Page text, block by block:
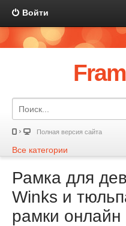
Войти
Полная версия сайта
Все категории
Рамка для
Winks и
рамки онлайн